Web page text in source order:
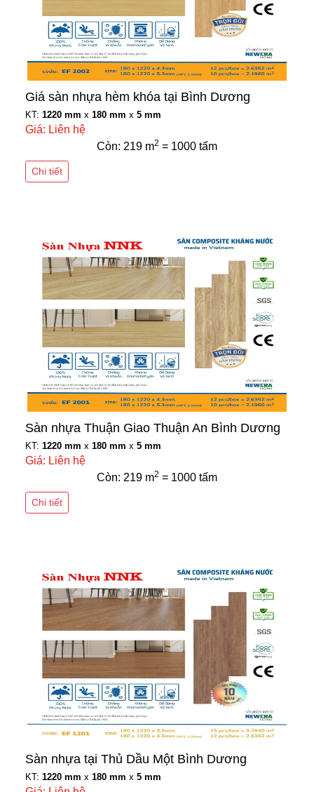
Giá sàn nhựa hèm khóa tại Bình Dương
KT: 1220 mm x 180 mm x 5 mm
Giá: Liên hệ
Còn: 219 m2 = 1000 tấm
Chi tiết
Sàn nhựa Thuận Giao Thuận An Bình Dương
KT: 1220 mm x 180 mm x 5 mm
Giá: Liên hệ
Còn: 219 m2 = 1000 tấm
Chi tiết
Sàn nhựa tại Thủ Dầu Một Bình Dương
KT: 1220 mm x 180 mm x 5 mm